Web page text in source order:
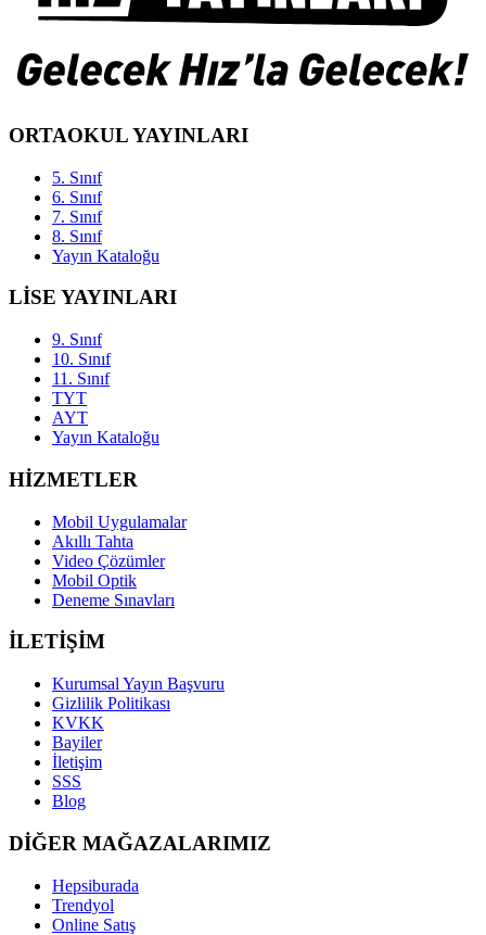
ORTAOKUL YAYINLARI
5. Sınıf
6. Sınıf
7. Sınıf
8. Sınıf
Yayın Kataloğu
LİSE YAYINLARI
9. Sınıf
10. Sınıf
11. Sınıf
TYT
AYT
Yayın Kataloğu
HİZMETLER
Mobil Uygulamalar
Akıllı Tahta
Video Çözümler
Mobil Optik
Deneme Sınavları
İLETİŞİM
Kurumsal Yayın Başvuru
Gizlilik Politikası
KVKK
Bayiler
İletişim
SSS
Blog
DİĞER MAĞAZALARIMIZ
Hepsiburada
Trendyol
Online Satış